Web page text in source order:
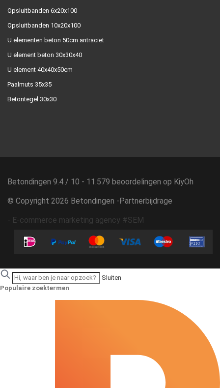
Opsluitbanden 6x20x100
Opsluitbanden 10x20x100
U elementen beton 50cm antraciet
U element beton 30x30x40
U element 40x40x50cm
Paalmuts 35x35
Betontegel 30x30
Betondingen 9.4 / 10 - 11.579 beoordelingen op KiyOh
© Copyright 2026 Betondingen -Partnerbijdrage
- E-commerce marketing agency #SEM
Sluiten
Populaire zoektermen